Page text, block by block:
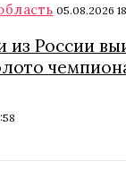
05.08.2026
из России